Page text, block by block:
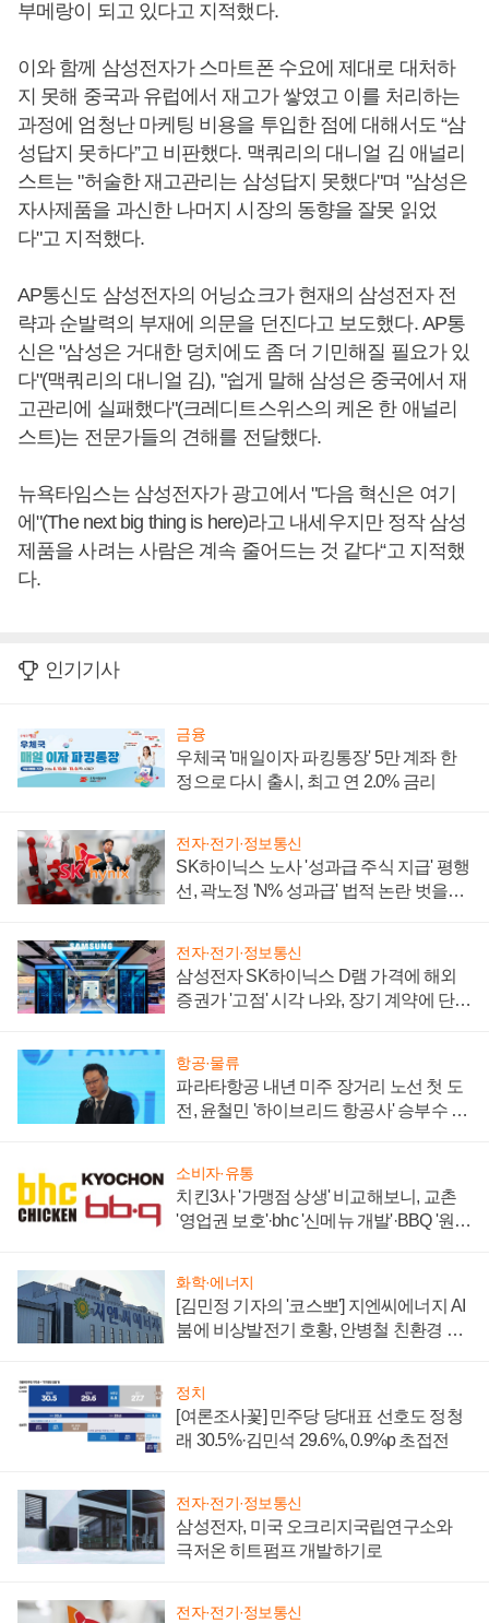
부메랑이 되고 있다고 지적했다.
이와 함께 삼성전자가 스마트폰 수요에 제대로 대처하
지 못해 중국과 유럽에서 재고가 쌓였고 이를 처리하는
과정에 엄청난 마케팅 비용을 투입한 점에 대해서도 “삼
성답지 못하다”고 비판했다. 맥쿼리의 대니얼 김 애널리
스트는 "허술한 재고관리는 삼성답지 못했다"며 "삼성은
자사제품을 과신한 나머지 시장의 동향을 잘못 읽었
다"고 지적했다.
AP통신도 삼성전자의 어닝쇼크가 현재의 삼성전자 전
략과 순발력의 부재에 의문을 던진다고 보도했다. AP통
신은 "삼성은 거대한 덩치에도 좀 더 기민해질 필요가 있
다"(맥쿼리의 대니얼 김), "쉽게 말해 삼성은 중국에서 재
고관리에 실패했다"(크레디트스위스의 케온 한 애널리
스트)는 전문가들의 견해를 전달했다.
뉴욕타임스는 삼성전자가 광고에서 "다음 혁신은 여기
에"(The next big thing is here)라고 내세우지만 정작 삼성
제품을 사려는 사람은 계속 줄어드는 것 같다“고 지적했
다.
인기기사
금융
우체국 '매일이자 파킹통장' 5만 계좌 한
정으로 다시 출시, 최고 연 2.0% 금리
전자·전기·정보통신
SK하이닉스 노사 '성과급 주식 지급' 평행
선, 곽노정 'N% 성과급' 법적 논란 벗을지
전자·전기·정보통신
삼성전자 SK하이닉스 D램 가격에 해외
증권가 '고점' 시각 나와, 장기 계약에 단점
항공·물류
파라타항공 내년 미주 장거리 노선 첫 도
전, 윤철민 '하이브리드 항공사' 승부수 통
소비자·유통
치킨3사 '가맹점 상생' 비교해보니, 교촌
'영업권 보호'·bhc '신메뉴 개발'·BBQ '원가
화학·에너지
[김민정 기자의 '코스뽀'] 지엔씨에너지 AI
붐에 비상발전기 호황, 안병철 친환경 에
정치
[여론조사꽃] 민주당 당대표 선호도 정청
래 30.5%·김민석 29.6%, 0.9%p 초접전
전자·전기·정보통신
삼성전자, 미국 오크리지국립연구소와
극저온 히트펌프 개발하기로
전자·전기·정보통신